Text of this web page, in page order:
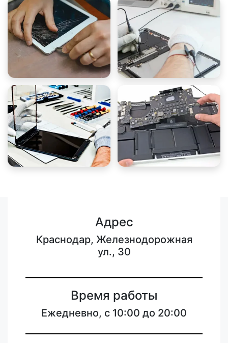
Адрес
Краснодар, Железнодорожная
ул., 30
Время работы
Ежедневно, с 10:00 до 20:00